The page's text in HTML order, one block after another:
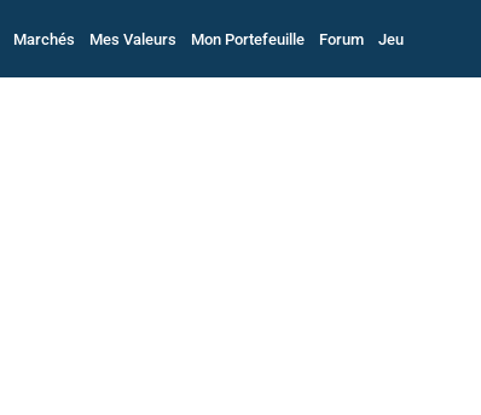
Marchés Mes Valeurs Mon Portefeuille Forum Jeu